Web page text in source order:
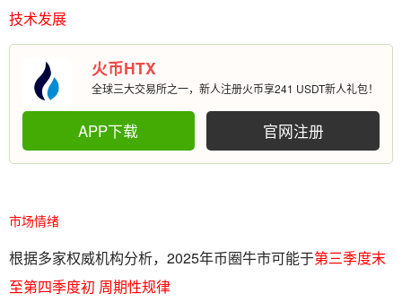
技术发展
火币HTX
全球三大交易所之一，新人注册火币享241 USDT新人礼包！
APP下载 官网注册
市场情绪
根据多家权威机构分析，2025年币圈牛市可能于第三季度末
至第四季度初 周期性规律